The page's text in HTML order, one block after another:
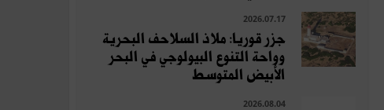
2026.07.17
جزر قوريا: ملاذ السلاحف البحرية
وواحة التنوع البيولوجي في البحر
الأبيض المتوسط
2026.08.04